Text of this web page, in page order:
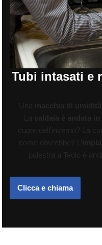
Tubi intasati e
Clicca e chiama